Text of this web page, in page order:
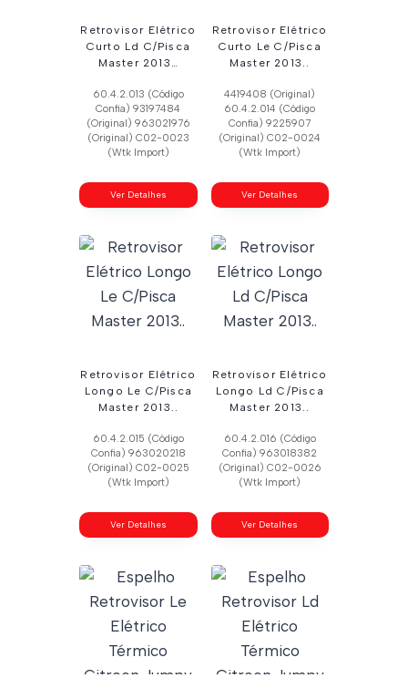
Retrovisor Elétrico
Curto Ld C/Pisca
Master 2013…
60.4.2.013 (Código
Confia) 93197484
(Original) 963021976
(Original) C02-0023
(Wtk Import)
Ver Detalhes
Retrovisor Elétrico
Curto Le C/Pisca
Master 2013..
4419408 (Original)
60.4.2.014 (Código
Confia) 9225907
(Original) C02-0024
(Wtk Import)
Ver Detalhes
Retrovisor Elétrico
Longo Le C/Pisca
Master 2013..
60.4.2.015 (Código
Confia) 963020218
(Original) C02-0025
(Wtk Import)
Ver Detalhes
Retrovisor Elétrico
Longo Ld C/Pisca
Master 2013..
60.4.2.016 (Código
Confia) 963018382
(Original) C02-0026
(Wtk Import)
Ver Detalhes